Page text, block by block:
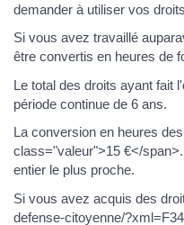
demander à utiliser vos
Si vous avez travaillé
être convertis en heures de
Le total des droits ayant fait
période continue de 6 ans.
La conversion en heures
class="valeur">15 €</
entier le plus proche.
Si vous avez acquis des
defense-citoyenne/